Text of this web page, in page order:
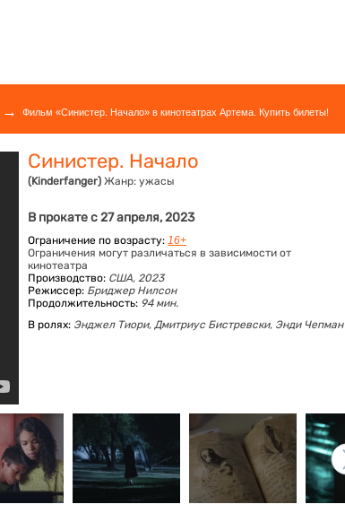
→ Фильм «Синистер. Начало» в кинотеатрах Артема. Купить билеты!
Синистер. Начало
(Kinderfanger) Жанр: ужасы
В прокате с 27 апреля, 2023
Ограничение по возрасту: 16+
Ограничения могут различаться в зависимости от
кинотеатра
Производство: США, 2023
Режиссер: Бриджер Нилсон
Продолжительность: 94 мин.
В ролях: Энджел Тиори, Дмитриус Бистревски, Энди Чепман